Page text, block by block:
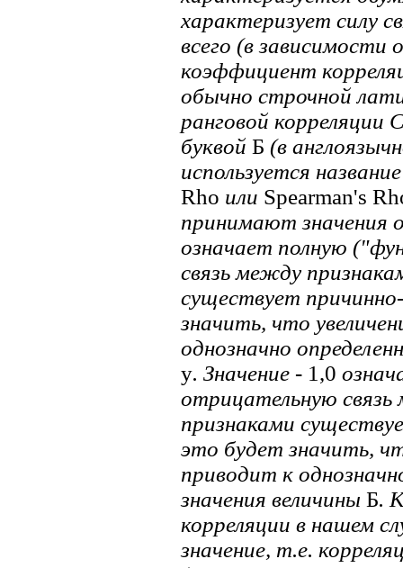
характеризует силу
всего (в
коэффициент
обычно строчной
ранговой корреляции
буквой Б (в
используется
Rho или Spearman's
принимают значения
означает полную
связь между
существует
значить, что
однозначно
у. Значение - 1,0
отрицательную
признаками
это будет значить,
приводит к
значения величины Б.
корреляции в нашем
значение, т.е.